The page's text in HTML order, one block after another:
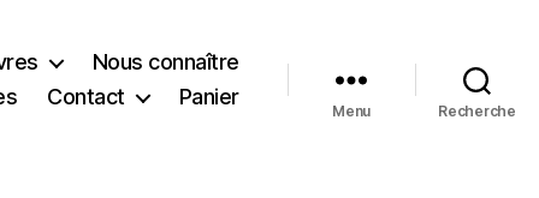
Nous connaître
Contact Panier
Menu Recherche